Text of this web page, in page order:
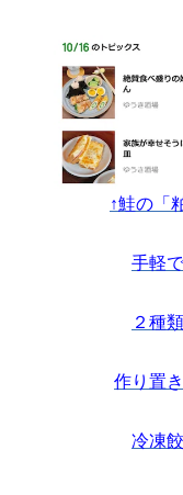
↑鮭の「
手軽
２種
作り置
冷凍